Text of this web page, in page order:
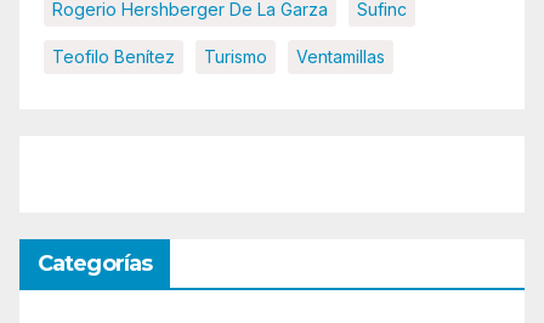
Rogerio Hershberger De La Garza Sufinc
Teofilo Benítez Turismo Ventamillas
Categorías